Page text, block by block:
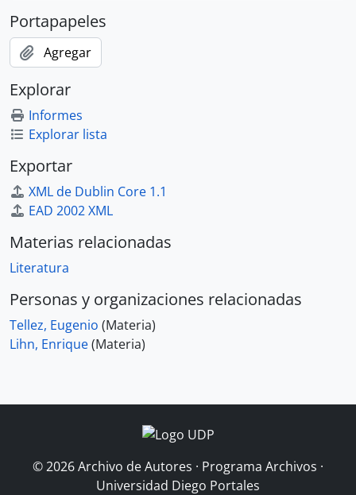
Portapapeles
Agregar
Explorar
Informes
Explorar lista
Exportar
XML de Dublin Core 1.1
EAD 2002 XML
Materias relacionadas
Literatura
Personas y organizaciones relacionadas
Tellez, Eugenio (Materia)
Lihn, Enrique(Materia)
© 2026 Archivo de Autores · Programa Archivos ·
Universidad Diego Portales